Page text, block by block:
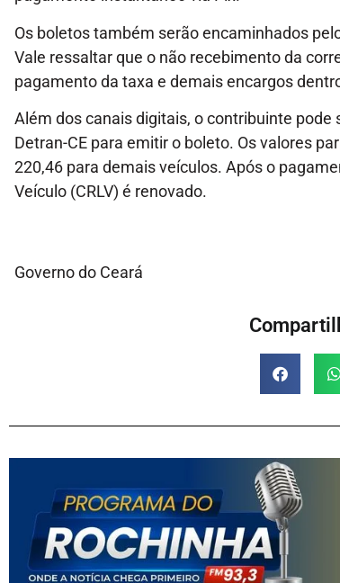
Os boletos também serão encaminhados
Vale ressaltar que o não recebimento da
pagamento da taxa e demais encargos
Além dos canais digitais, o contribuinte
Detran-CE para emitir o boleto. Os valores
220,46 para demais veículos. Após o
Veículo (CRLV) é renovado.
Governo do Ceará